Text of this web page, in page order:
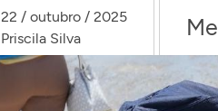
22 / outubro / 2025
Priscila Silva